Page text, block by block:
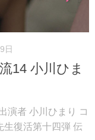
日
14 小川ひま
演者 小川ひまり コ
生復活第十四弾 伝